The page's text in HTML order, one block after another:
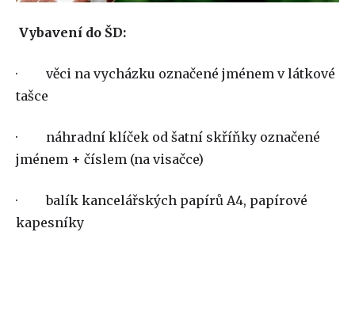
Vybavení do ŠD:
· věci na vycházku označené jménem v látkové
tašce
· náhradní klíček od šatní skříňky označené
jménem + číslem (na visačce)
· balík kancelářských papírů A4, papírové
kapesníky